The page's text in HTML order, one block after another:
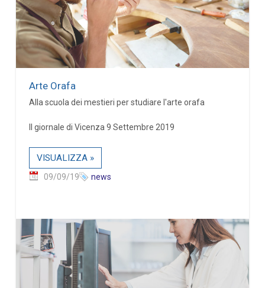
Arte Orafa
Alla scuola dei mestieri per studiare l'arte orafa
Il giornale di Vicenza 9 Settembre 2019
VISUALIZZA »
09/09/19 news